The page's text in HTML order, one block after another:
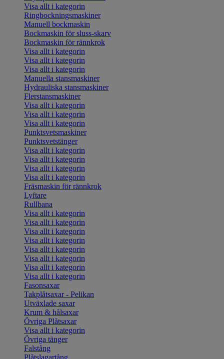
Visa allt i kategorin
Ringbockningsmaskiner
Manuell bockmaskin
Bockmaskin för sluss-skarv
Bockmaskin för rännkrok
Visa allt i kategorin
Visa allt i kategorin
Visa allt i kategorin
Manuella stansmaskiner
Hydrauliska stansmaskiner
Flerstansmaskiner
Visa allt i kategorin
Visa allt i kategorin
Visa allt i kategorin
Punktsvetsmaskiner
Punktsvetstänger
Visa allt i kategorin
Visa allt i kategorin
Visa allt i kategorin
Visa allt i kategorin
Fräsmaskin för rännkrok
Lyftare
Rullbana
Visa allt i kategorin
Visa allt i kategorin
Visa allt i kategorin
Visa allt i kategorin
Visa allt i kategorin
Visa allt i kategorin
Visa allt i kategorin
Visa allt i kategorin
Fasonsaxar
Takplåtsaxar - Pelikan
Utväxlade saxar
Krum & hålsaxar
Övriga Plåtsaxar
Visa allt i kategorin
Övriga tänger
Falstång
Plåtslagartång